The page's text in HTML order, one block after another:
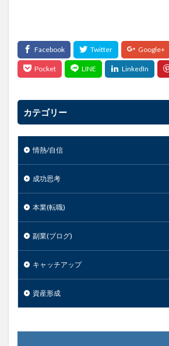
カテゴリー
情熱/自信
成功思考
本業(転職)
副業(ブログ)
キャッチアップ
資産形成